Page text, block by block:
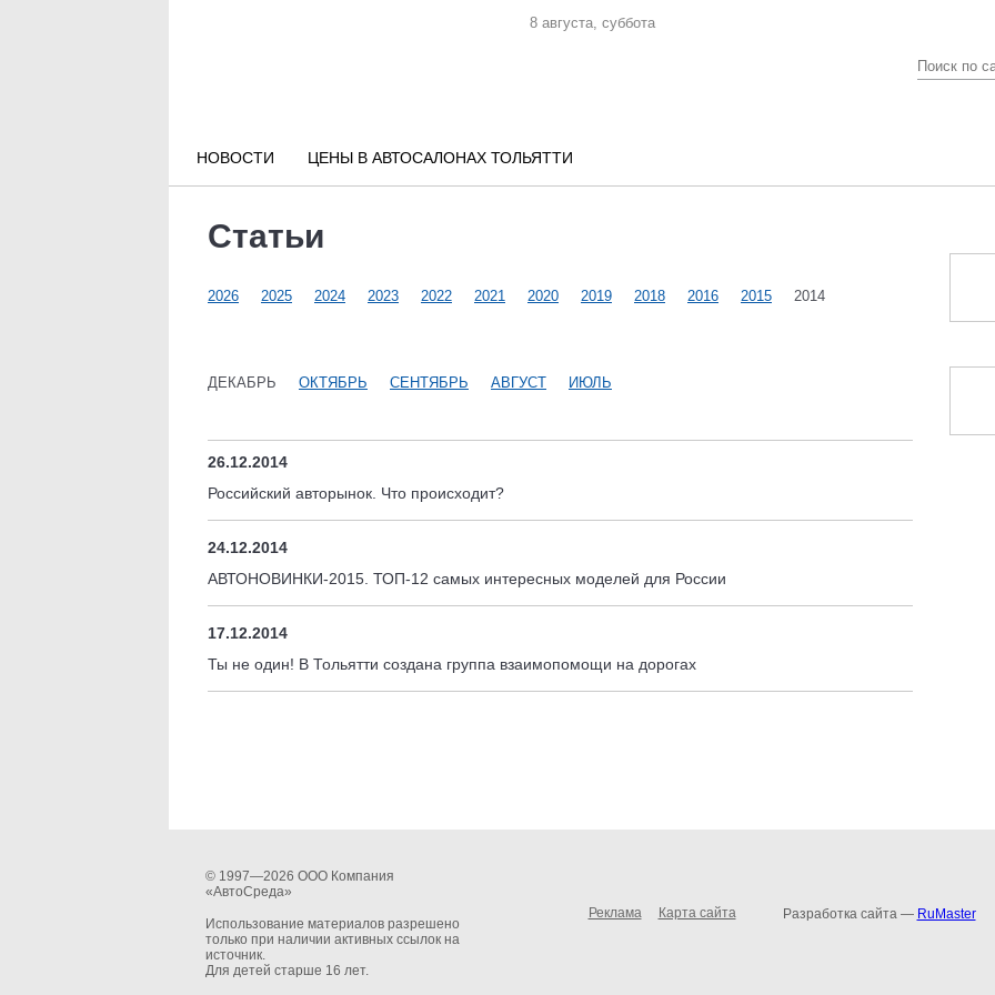
8 августа, суббота
НОВОСТИ ЦЕНЫ В АВТОСАЛОНАХ ТОЛЬЯТТИ
Статьи
2026 2025 2024 2023 2022 2021 2020 2019 2018 2016 2015 2014
ДЕКАБРЬ ОКТЯБРЬ СЕНТЯБРЬ АВГУСТ ИЮЛЬ
26.12.2014
Российский авторынок. Что происходит?
24.12.2014
АВТОНОВИНКИ-2015. ТОП-12 самых интересных моделей для России
17.12.2014
Ты не один! В Тольятти создана группа взаимопомощи на дорогах
© 1997—2026 ООО Компания
«АвтоСреда»
Использование материалов разрешено
только при наличии активных ссылок на
источник.
Для детей старше 16 лет.
Реклама Карта сайта Разработка сайта — RuMaster